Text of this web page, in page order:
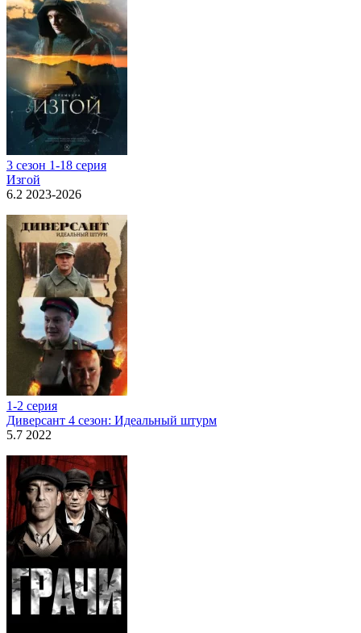
3 сезон 1-18 серия
Изгой
6.2 2023-2026
1-2 серия
Диверсант 4 сезон: Идеальный штурм
5.7 2022